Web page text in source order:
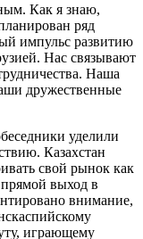
Как я знаю,
ряд
импульс развитию
Нас связывают
Наша
дружественные
уделили
Казахстан
свой рынок как
выход в
внимание,
играющему